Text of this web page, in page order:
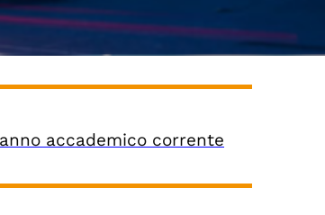
accademico corrente